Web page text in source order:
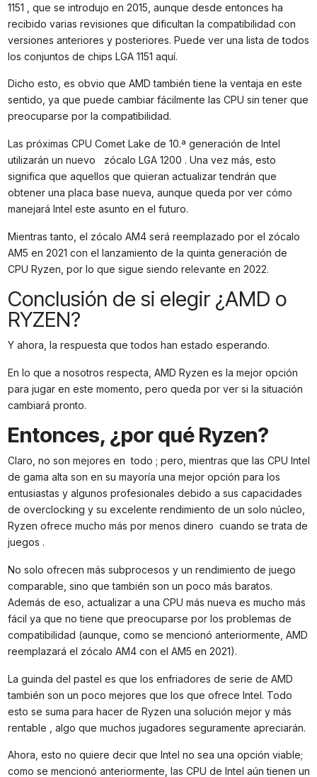
1151 , que se introdujo en 2015, aunque desde entonces ha
recibido varias revisiones que dificultan la compatibilidad con
versiones anteriores y posteriores. Puede ver una lista de todos
los conjuntos de chips LGA 1151 aquí.
Dicho esto, es obvio que AMD también tiene la ventaja en este
sentido, ya que puede cambiar fácilmente las CPU sin tener que
preocuparse por la compatibilidad.
Las próximas CPU Comet Lake de 10.ª generación de Intel
utilizarán un nuevo zócalo LGA 1200 . Una vez más, esto
significa que aquellos que quieran actualizar tendrán que
obtener una placa base nueva, aunque queda por ver cómo
manejará Intel este asunto en el futuro.
Mientras tanto, el zócalo AM4 será reemplazado por el zócalo
AM5 en 2021 con el lanzamiento de la quinta generación de
CPU Ryzen, por lo que sigue siendo relevante en 2022.
Conclusión de si elegir ¿AMD o
RYZEN?
Y ahora, la respuesta que todos han estado esperando.
En lo que a nosotros respecta, AMD Ryzen es la mejor opción
para jugar en este momento, pero queda por ver si la situación
cambiará pronto.
Entonces, ¿por qué Ryzen?
Claro, no son mejores en todo ; pero, mientras que las CPU Intel
de gama alta son en su mayoría una mejor opción para los
entusiastas y algunos profesionales debido a sus capacidades
de overclocking y su excelente rendimiento de un solo núcleo,
Ryzen ofrece mucho más por menos dinero cuando se trata de
juegos .
No solo ofrecen más subprocesos y un rendimiento de juego
comparable, sino que también son un poco más baratos.
Además de eso, actualizar a una CPU más nueva es mucho más
fácil ya que no tiene que preocuparse por los problemas de
compatibilidad (aunque, como se mencionó anteriormente, AMD
reemplazará el zócalo AM4 con el AM5 en 2021).
La guinda del pastel es que los enfriadores de serie de AMD
también son un poco mejores que los que ofrece Intel. Todo
esto se suma para hacer de Ryzen una solución mejor y más
rentable , algo que muchos jugadores seguramente apreciarán.
Ahora, esto no quiere decir que Intel no sea una opción viable;
como se mencionó anteriormente, las CPU de Intel aún tienen un